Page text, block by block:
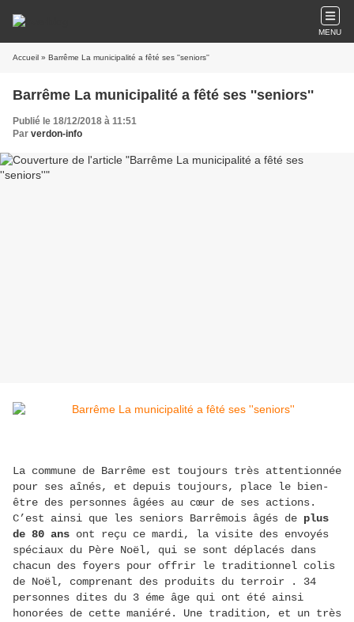
MENU
Accueil » Barrême La municipalité a fêté ses ''seniors''
Barrême La municipalité a fêté ses ''seniors''
Publié le 18/12/2018 à 11:51
Par verdon-info
La commune de Barrême est toujours très attentionnée
pour ses aînés, et depuis toujours, place le bien-
être des personnes âgées au cœur de ses actions.
C’est ainsi que les seniors Barrêmois âgés de plus
de 80 ans ont reçu ce mardi, la visite des envoyés
spéciaux du Père Noël, qui se sont déplacés dans
chacun des foyers pour offrir le traditionnel colis
de Noël, comprenant des produits du terroir . 34
personnes dites du 3 éme âge qui ont été ainsi
honorées de cette maniéré. Une tradition, et un très